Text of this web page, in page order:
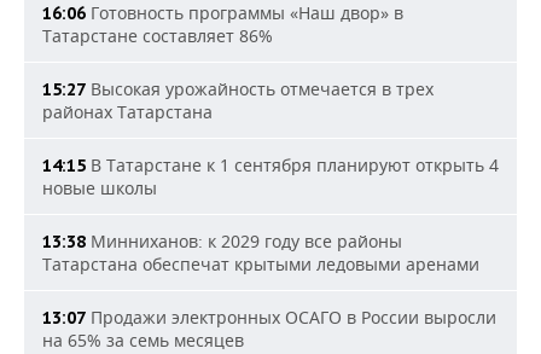
16:06 Готовность программы «Наш двор» в
Татарстане составляет 86%
15:27 Высокая урожайность отмечается в трех
районах Татарстана
14:15 В Татарстане к 1 сентября планируют открыть 4
новые школы
13:38 Минниханов: к 2029 году все районы
Татарстана обеспечат крытыми ледовыми аренами
13:07 Продажи электронных ОСАГО в России выросли
на 65% за семь месяцев